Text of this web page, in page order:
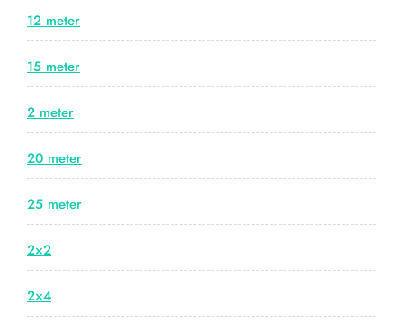
12 meter
15 meter
2 meter
20 meter
25 meter
2×2
2×4